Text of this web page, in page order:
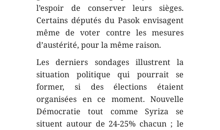
l’espoir de conserver leurs sièges.
Certains députés du Pasok envisagent
même de voter contre les mesures
d’austérité, pour la même raison.
Les derniers sondages illustrent la
situation politique qui pourrait se
former, si des élections étaient
organisées en ce moment. Nouvelle
Démocratie tout comme Syriza se
situent autour de 24-25% chacun ; le